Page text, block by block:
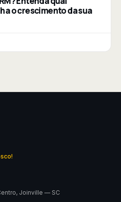
o crescimento da sua
Joinville — SC